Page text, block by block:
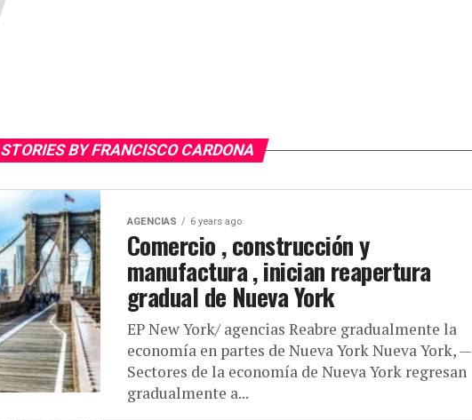
STORIES BY FRANCISCO CARDONA
AGENCIAS 6 years ago
Comercio , construcción y
manufactura , inician reapertura
gradual de Nueva York
EP New York/ agencias Reabre gradualmente la
economía en partes de Nueva York Nueva York, —
Sectores de la economía de Nueva York regresan
gradualmente a...